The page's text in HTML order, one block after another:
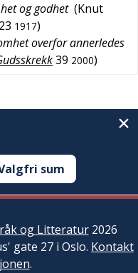
og godhet (Knut
1917)
overfor annerledes
39 2000)
sum
og Litteratur2026
gate 27 i Oslo. Kontakt
.